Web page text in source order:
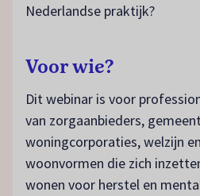
Nederlandse praktijk?
Voor wie?
Dit webinar is voor
van zorgaanbieders,
woningcorporaties, welzijn
woonvormen die zich
wonen voor herstel en